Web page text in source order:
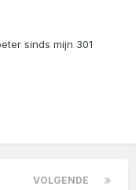
sinds mijn 301
VOLGENDE